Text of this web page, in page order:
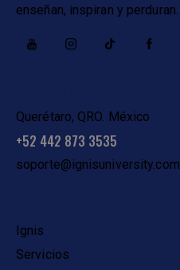
enseñan, inspiran y perduran.
Querétaro, QRO. México
+52 442 873 3535
soporte@ignisuniversity.com
Ignis
Servicios